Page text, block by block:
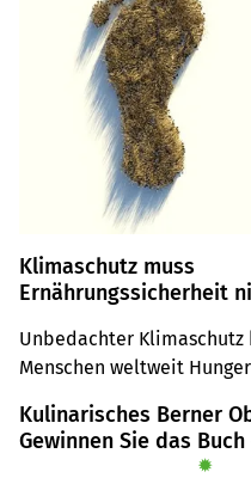
Klimaschutz muss
Ernährungssicherheit
Unbedachter
Menschen weltweit
verhindern, berichten
Landwirtschaft teils von
Kulinarisches Berner
Gewinnen Sie das
✹